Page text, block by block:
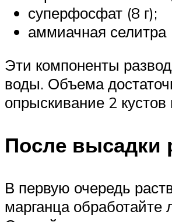
суперфосфат (8 г);
аммиачная селитра
Эти компоненты
воды. Объема
опрыскивание 2
После высадки
В первую очередь
марганца обработайте